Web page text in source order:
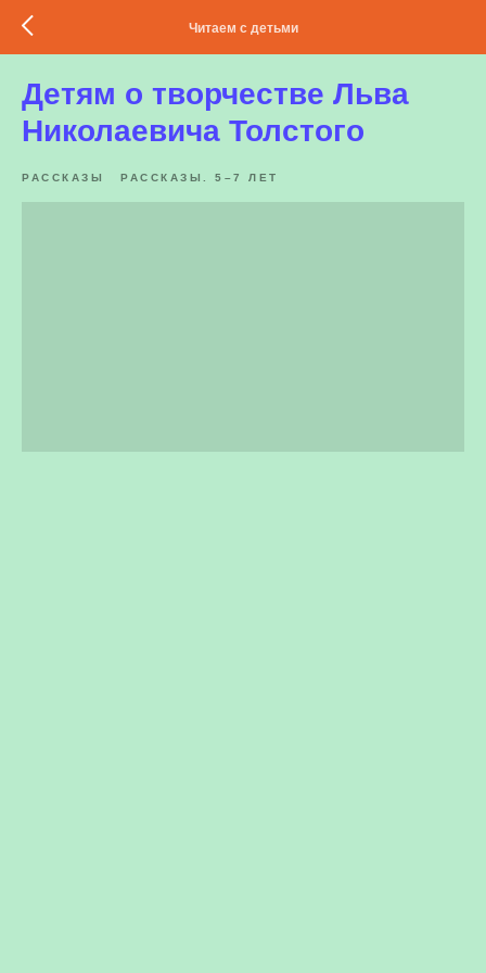
Читаем с детьми
Детям о творчестве Льва
Николаевича Толстого
РАССКАЗЫ РАССКАЗЫ. 5–7 ЛЕТ